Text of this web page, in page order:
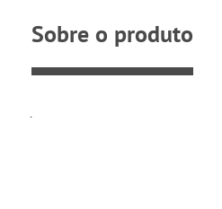
Sobre o produto
.